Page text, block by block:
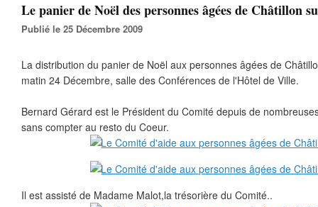
Le panier de Noël des personnes âgées de Châtillon
Publié le 25 Décembre 2009
La distribution du panier de Noël aux personnes âgées de
matin 24 Décembre, salle des Conférences de l'Hôtel de Ville.
Bernard Gérard est le Président du Comité depuis de
sans compter au resto du Coeur.
Il est assisté de Madame Malot,la trésorière du Comité..